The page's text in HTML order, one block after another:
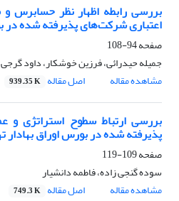
بررسی رابطه اظهار نظر حسابرس
اعتباری شرکت‌های پذیرفته شده در
صفحه94-108
جمیله حیدرائی، فرزین خوشکار، داود
مشاهده مقاله
اصل مقاله 939.35 K
بررسی ارتباط سطوح استراتژی
پذیرفته شده در بورس اوراق بهادار
صفحه109-119
سوده گنجی زاده، فاطمه دانشیار
مشاهده مقاله
اصل مقاله 749.3 K